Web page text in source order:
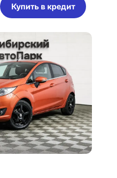
Купить в кредит